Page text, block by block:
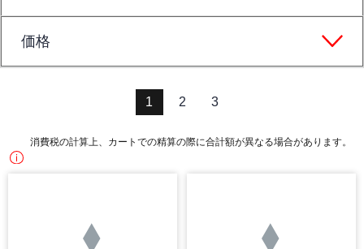
価格
1 2 3
消費税の計算上、カートでの精算の際に合計額が異なる場合があります。